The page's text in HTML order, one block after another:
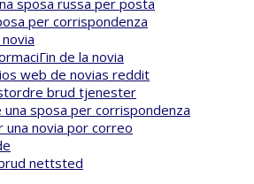
sposa russa per posta
per corrispondenza
de la novia
web de novias reddit
brud tjenester
sposa per corrispondenza
una novia por correo
nettsted